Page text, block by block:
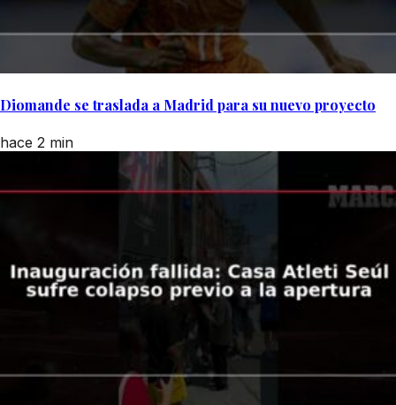
Diomande se traslada a Madrid para su nuevo proyecto
hace 2 min